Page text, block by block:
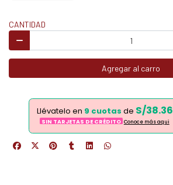
CANTIDAD
Agregar al carro
Llévatelo en 9 cuotas de S/38.36
SIN TARJETAS DE CRÉDITO Conoce más aqui